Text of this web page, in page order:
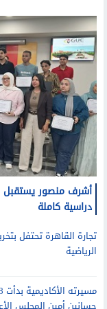
جامعات
أشرف منصور يستقبل
دراسية كاملة
الرياضية